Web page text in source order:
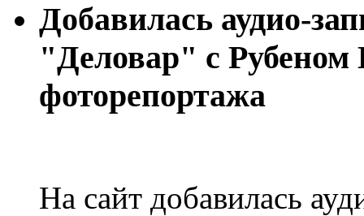
Добавилась аудио-
"Деловар" с Рубеном
фоторепортажа
На сайт добавилась